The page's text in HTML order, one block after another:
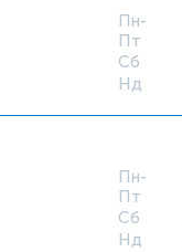
Пн-
Пт
Сб
Нд
Пн-
Пт
Сб
Нд